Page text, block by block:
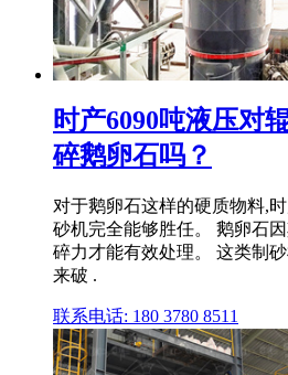
时产6090吨液压对
碎鹅卵石吗？
对于鹅卵石这样的硬质物料,
砂机完全能够胜任。 鹅卵石
碎力才能有效处理。 这类制
来破 .
联系电话: 180 3780 8511